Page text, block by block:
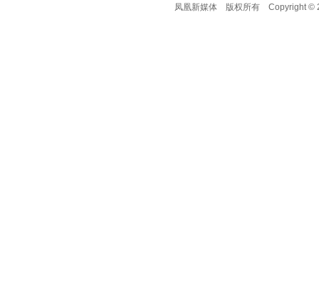
凤凰新媒体
版权所有 Copyright ©